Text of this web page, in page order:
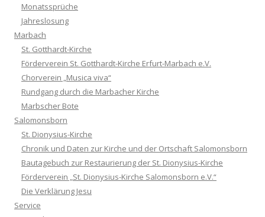
Monatssprüche
Jahreslosung
Marbach
St. Gotthardt-Kirche
Förderverein St. Gotthardt-Kirche Erfurt-Marbach e.V.
Chorverein „Musica viva“
Rundgang durch die Marbacher Kirche
Marbscher Bote
Salomonsborn
St. Dionysius-Kirche
Chronik und Daten zur Kirche und der Ortschaft Salomonsborn
Bautagebuch zur Restaurierung der St. Dionysius-Kirche
Förderverein „St. Dionysius-Kirche Salomonsborn e.V.“
Die Verklärung Jesu
Service